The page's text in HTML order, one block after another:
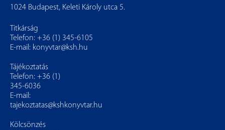
1024 Budapest, Keleti Károly utca 5.
Titkárság
Telefon: +36 (1) 345-6105
E-mail: konyvtar@ksh.hu
Tájékoztatás
Telefon: +36 (1)
345-6036
E-mail:
tajekoztatas@kshkonyvtar.hu
Kölcsönzés